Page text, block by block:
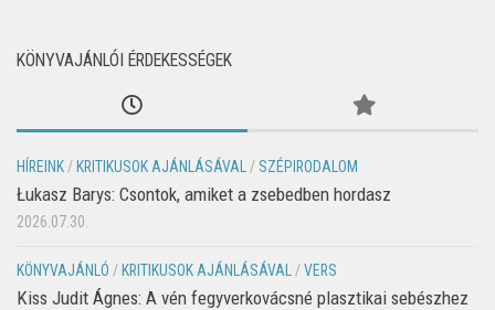
KÖNYVAJÁNLÓI ÉRDEKESSÉGEK
HÍREINK / KRITIKUSOK AJÁNLÁSÁVAL / SZÉPIRODALOM
Łukasz Barys: Csontok, amiket a zsebedben hordasz
2026.07.30.
KÖNYVAJÁNLÓ / KRITIKUSOK AJÁNLÁSÁVAL /VERS
Kiss Judit Ágnes: A vén fegyverkovácsné plasztikai sebészhez